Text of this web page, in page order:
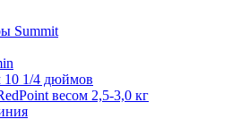
Summit
10 1/4 дюймов
весом 2,5-3,0 кг